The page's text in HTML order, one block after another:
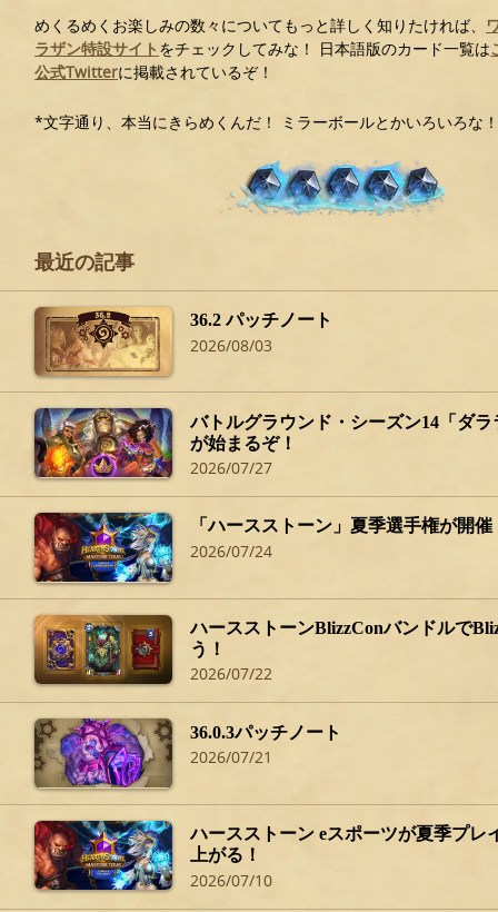
めくるめくお楽しみの数々についてもっと詳しく知りたければ、
ラザン特設サイト をチェックしてみな！ 日本語版のカード一覧は
公式Twitterに掲載されているぞ！
*文字通り、本当にきらめくんだ！ ミラーボールとかいろいろな
最近の記事
36.2 パッチノート
2026/08/03
バトルグラウンド・シーズン14「ダ
が始まるぞ！
2026/07/27
「ハースストーン」夏季選手権が開催
2026/07/24
ハースストーンBlizzConバンドルで
う！
2026/07/22
36.0.3パッチノート
2026/07/21
ハースストーン eスポーツが夏季プレ
上がる！
2026/07/10